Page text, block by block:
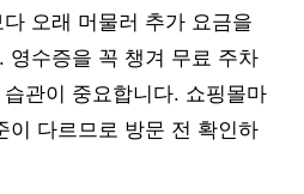
오래 머물러 추가 요금을
영수증을 꼭 챙겨 무료 주차
관이 중요합니다. 쇼핑몰마
이 다르므로 방문 전 확인하